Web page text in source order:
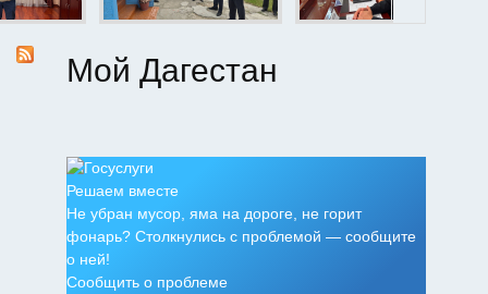
Мой Дагестан
Решаем вместе
Не убран мусор, яма на дороге, не горит
фонарь? Столкнулись с проблемой — сообщите
о ней!
Сообщить о проблеме